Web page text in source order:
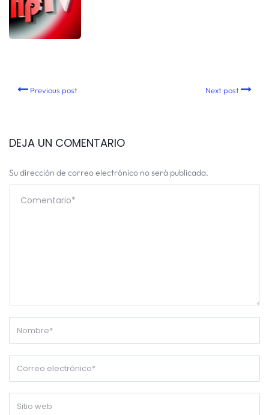
Previous post Next post
DEJA UN COMENTARIO
Su dirección de correo electrónico no será publicada.